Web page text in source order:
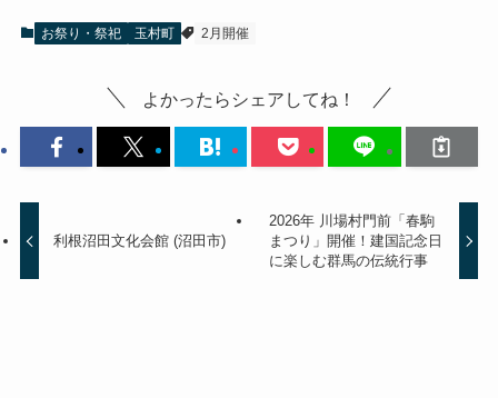
イベント集客のお悩み、無料で診断します
Google集客までお気軽にご相談くだ
さい。
無料診断を申し込む